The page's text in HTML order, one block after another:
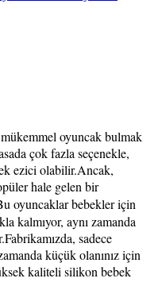
oyuncak bulmak
çok fazla seçenekle,
ezici olabilir.Ancak,
hale gelen bir
oyuncaklar bebekler için
kalmıyor, aynı zamanda
sadece
küçük olanınız için
kaliteli silikon bebek